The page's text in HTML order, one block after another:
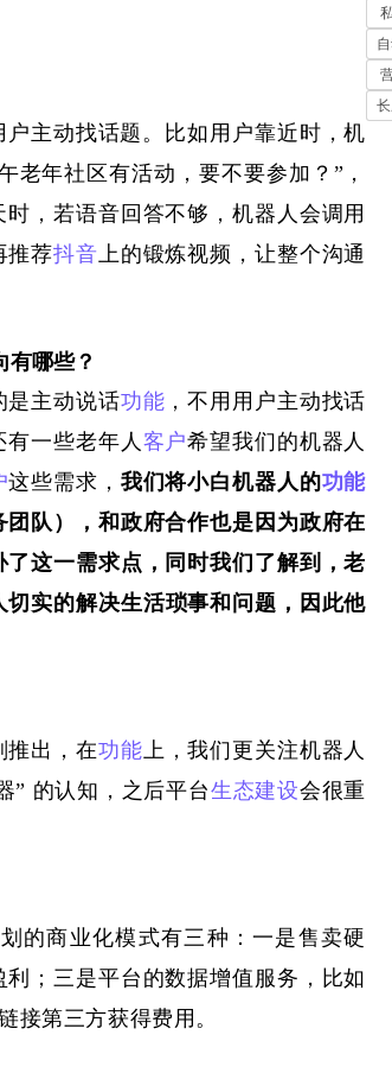
主动找话题。比如用户靠近时，机
老年社区有活动，要不要参加？”，
，若语音回答不够，机器人 会调用
推荐抖音 上的锻炼视频，让整个沟通
有哪些？
是主动说话功能 ，不用用户主动找话
有一些老年人 客户希望我们的机器人
这些需求， 我们将小白机器人的功能
队），和政府合作也是因为政府在
了这一需求点 ， 同时我们了解到，老
切实的解决生活琐事和问题，因此他
推出 ，在功能 上，我们更关注机器人
” 的认知，之后平台生态建设会很重
的商业化模式有三种 ：一是售卖硬
；三是平台的数据增值服务，比如
接第三方获得费用。